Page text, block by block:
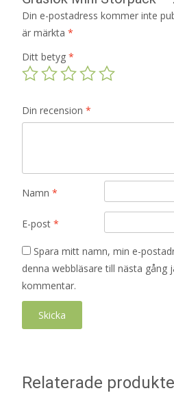
Din e-postadress kommer inte
är märkta *
Ditt betyg *
Din recension *
Namn *
E-post *
Spara mitt namn, min e-
denna webbläsare till nästa gång
kommentar.
Relaterade